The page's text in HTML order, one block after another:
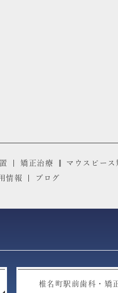
矯正治療
マウスピース
情報 ブログ
椎名町駅前歯科・矯